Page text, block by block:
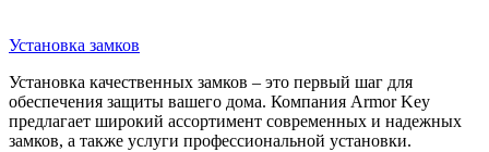
Установка замков
Установка качественных замков – это первый шаг для
обеспечения защиты вашего дома. Компания Armor Key
предлагает широкий ассортимент современных и надежных
замков, а также услуги профессиональной установки.